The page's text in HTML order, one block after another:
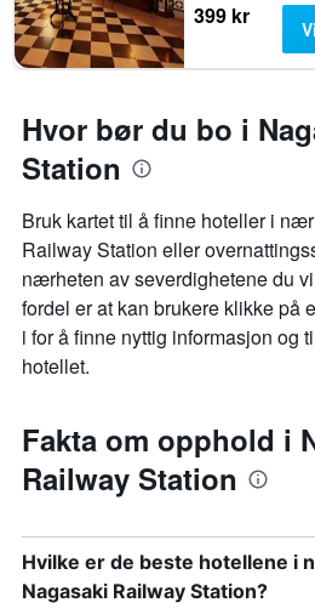
399 kr
Hvor bør du bo i
Station
Bruk kartet til å finne hoteller i
Railway Station eller
nærheten av severdighetene du
fordel er at kan brukere klikke på
i for å finne nyttig informasjon og
hotellet.
Fakta om opphold i
Railway Station
Hvilke er de beste hotellene i
Nagasaki Railway Station?